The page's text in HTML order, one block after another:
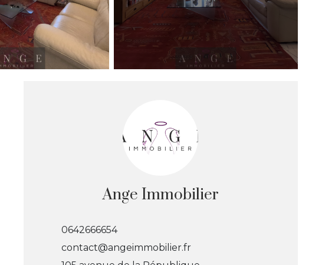
Ange Immobilier
0642666654
contact@angeimmobilier.fr